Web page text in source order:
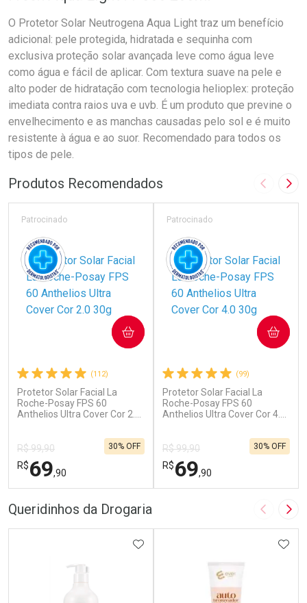
O Protetor Solar Neutrogena Aqua Light traz um benefício
adicional: pele protegida, hidratada e sequinha com
exclusiva proteção solar avançada leve como água leve
como água e fácil de aplicar. Com textura suave na pele e
alto poder de hidratação com tecnologia helioplex: proteção
imediata contra raios uva e uvb. É um produto que previne o
envelhecimento e as manchas causadas pelo sol e é muito
resistente à água e ao suor. Recomendado para todos os
tipos de pele.
Produtos Recomendados Imagem
(112)
Protetor Solar Facial La
Roche-Posay FPS 60
Anthelios Ultra Cover Cor 2.0
Patrocinado
R$ 99,90
R$69,90
30% OFF
COMPRAR
(99)
Protetor Solar Facial La
Roche-Posay FPS 60
Anthelios Ultra Cover Cor 4.0
Patrocinado
R$ 99,90
R$69,90
30% OFF
COMPRAR
Queridinhos da Drogaria Imagem
ADICIONAR AOS FAVORITOS